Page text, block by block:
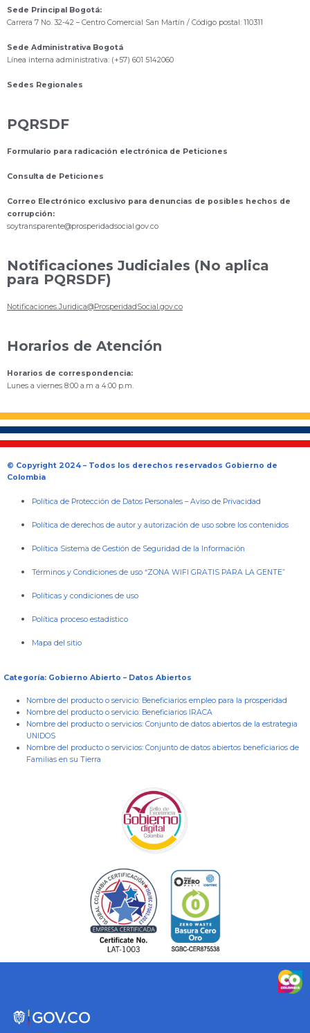
Sede Principal Bogotá:
Carrera 7 No. 32-42 – Centro Comercial San Martín / Código postal: 110311
Sede Administrativa Bogotá
Línea interna administrativa: (+57) 601 5142060
Sedes Regionales
PQRSDF
Formulario para radicación electrónica de Peticiones
Consulta de Peticiones
Correo Electrónico exclusivo para denuncias de posibles hechos de
corrupción:
soytransparente@prosperidadsocial.gov.co
Notificaciones Judiciales (No aplica
para PQRSDF)
Notificaciones.Juridica@ProsperidadSocial.gov.co
Horarios de Atención
Horarios de correspondencia:
Lunes a viernes 8:00 a.m a 4:00 p.m.
© Copyright 2024 – Todos los derechos reservados Gobierno de
Colombia
Política de Protección de Datos Personales –Aviso de Privacidad
Política de derechos de autor y autorización de uso sobre los contenidos
Política Sistema de Gestión de Seguridad de la Información
Términos y Condiciones de uso “ZONA WIFI GRATIS PARA LA GENTE”
Políticas y condiciones de uso
Política proceso estadístico
Mapa del sitio
Categoría: Gobierno Abierto – Datos Abiertos
Nombre del producto o servicio: Beneficiarios empleo para la prosperidad
Nombre del producto o servicio: Beneficiarios IRACA
Nombre del producto o servicios: Conjunto de datos abiertos de la estrategia
UNIDOS
Nombre del producto o servicios: Conjunto de datos abiertos beneficiarios de
Familias en su Tierra